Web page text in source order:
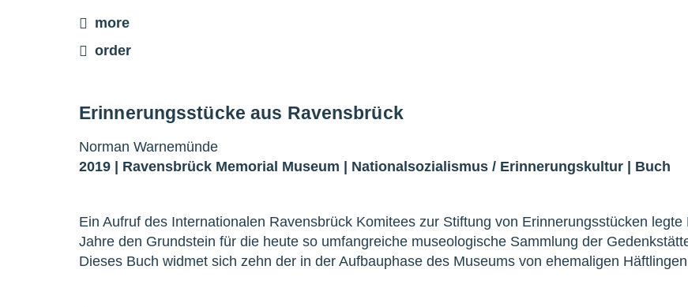
more
order
Erinnerungsstücke aus Ravensbrück
Norman Warnemünde
2019 | Ravensbrück Memorial Museum | Nationalsozialismus / Erinnerungskultur | Buch
Ein Aufruf des Internationalen Ravensbrück Komitees zur Stiftung von Erinnerungsstücken legte
Jahre den Grundstein für die heute so umfangreiche museologische Sammlung der
Dieses Buch widmet sich zehn der in der Aufbauphase des Museums von ehemaligen